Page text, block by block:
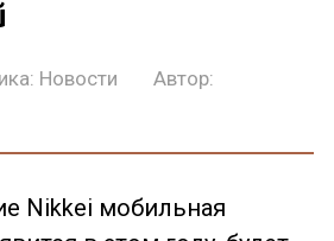
Новости
Автор:
Nikkei мобильная